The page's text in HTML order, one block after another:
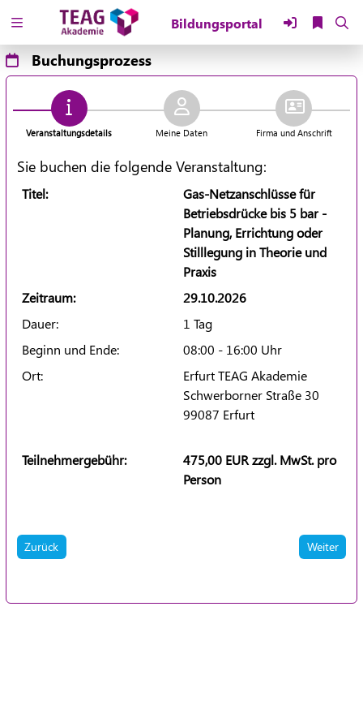
Zuklappen
Loading
Loading
Buchungsprozess
Veranstaltungsdetails Meine Daten Firma und Anschrift
Sie buchen die folgende Veranstaltung:
Titel:
Gas-Netzanschlüsse für
Betriebsdrücke bis 5 bar -
Planung, Errichtung oder
Stilllegung in Theorie und
Praxis
Zeitraum:
29.10.2026
Dauer:
1 Tag
Beginn und Ende:
08:00 - 16:00 Uhr
Ort:
Erfurt TEAG Akademie
Schwerborner Straße 30
99087 Erfurt
Teilnehmergebühr:
475,00 EUR zzgl. MwSt. pro
Person
Zurück Weiter